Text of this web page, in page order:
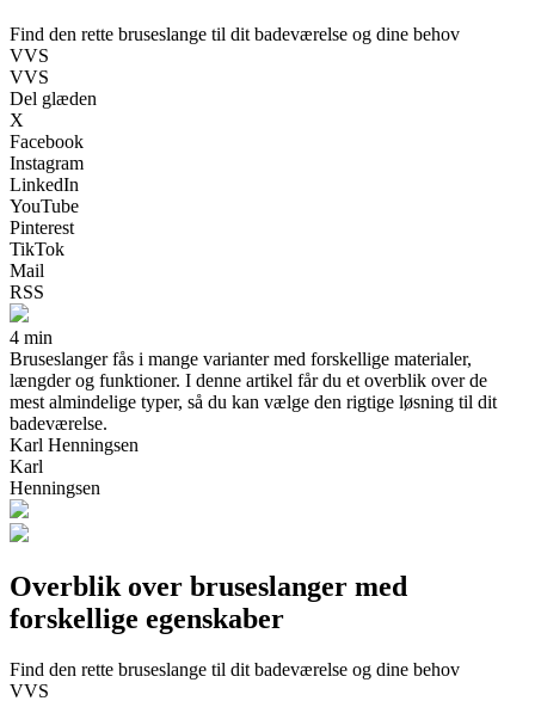
Find den rette bruseslange til dit badeværelse og dine behov
VVS
VVS
Del glæden
X
Facebook
Instagram
LinkedIn
YouTube
Pinterest
TikTok
Mail
RSS
4 min
Bruseslanger fås i mange varianter med forskellige materialer,
længder og funktioner. I denne artikel får du et overblik over de
mest almindelige typer, så du kan vælge den rigtige løsning til dit
badeværelse.
Karl Henningsen
Karl
Henningsen
Overblik over bruseslanger med
forskellige egenskaber
Find den rette bruseslange til dit badeværelse og dine behov
VVS